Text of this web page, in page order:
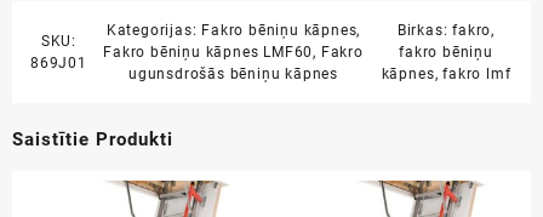
SKU:
869J01
Kategorijas: Fakro bēniņu kāpnes,
Fakro bēniņu kāpnes LMF60, Fakro
ugunsdrošās bēniņu kāpnes
Birkas:fakro,
fakro bēniņu
kāpnes,fakro lmf
Saistītie Produkti